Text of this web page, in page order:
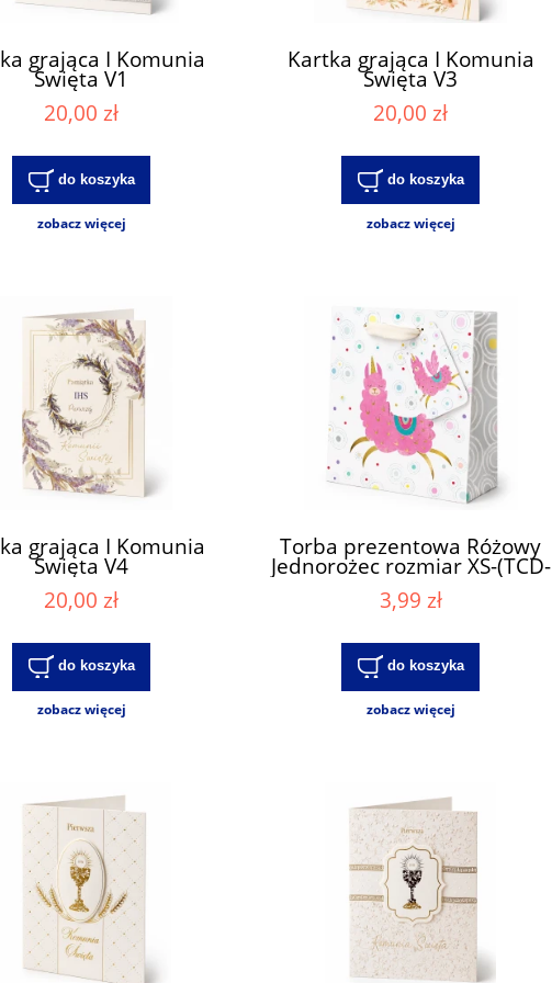
grająca I Komunia
Święta V1
20,00 zł
do koszyka
zobacz więcej
Kartka grająca I Komunia
Święta V3
20,00 zł
do koszyka
zobacz więcej
grająca I Komunia
Święta V4
20,00 zł
do koszyka
zobacz więcej
Torba prezentowa Różowy
Jednorożec rozmiar XS-(TCD-
0 V1)
3,99 zł
do koszyka
zobacz więcej